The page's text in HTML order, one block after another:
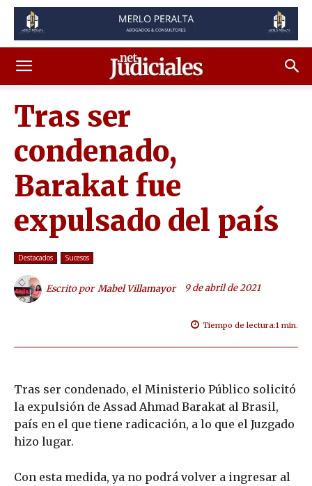
Tras ser
condenado,
Barakat fue
expulsado del país
Destacados Sucesos
Escrito por Mabel Villamayor 9 de abril de 2021
Tiempo de lectura:1 min.
Tras ser condenado, el Ministerio Público solicitó
la expulsión de Assad Ahmad Barakat al Brasil,
país en el que tiene radicación, a lo que el Juzgado
hizo lugar.
Con esta medida, ya no podrá volver a ingresar al